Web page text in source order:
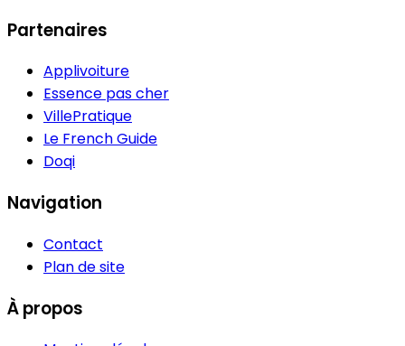
Partenaires
Applivoiture
Essence pas cher
VillePratique
Le French Guide
Doqi
Navigation
Contact
Plan de site
À propos